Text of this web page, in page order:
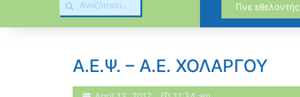
Γίνε εθελοντής
Α.Ε.Ψ. – Α.Ε. ΧΟΛΑΡΓΟΥ